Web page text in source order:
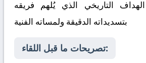
الهداف التاريخي الذي يُلهم فريقه
بتسديداته الدقيقة ولمساته الفنية
تصريحات ما قبل اللقاء: